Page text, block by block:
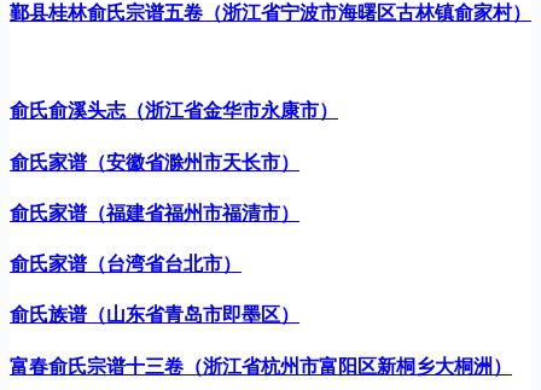
鄞县桂林俞氏宗谱五卷（浙江省宁波市海曙区古林镇俞家村）
俞氏俞溪头志（浙江省金华市永康市）
俞氏家谱（安徽省滁州市天长市）
俞氏家谱（福建省福州市福清市）
俞氏家谱（台湾省台北市）
俞氏族谱（山东省青岛市即墨区）
富春俞氏宗谱十三卷（浙江省杭州市富阳区新桐乡大桐洲）